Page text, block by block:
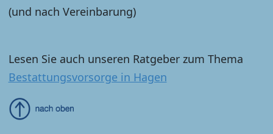
(und nach Vereinbarung)
Lesen Sie auch unseren Ratgeber zum Thema
Bestattungsvorsorge in Hagen